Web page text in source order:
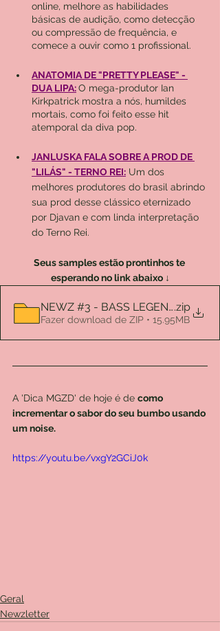
online, melhore as habilidades
básicas de audição, como detecção
ou compressão de frequência, e
comece a ouvir como 1 profissional.
ANATOMIA DE "PRETTY PLEASE" -
DUA LIPA:O mega-produtor Ian
Kirkpatrick mostra a nós, humildes
mortais, como foi feito esse hit
atemporal da diva pop.
JANLUSKA FALA SOBRE A PROD DE
"LILÁS" - TERNO REI: Um dos
melhores produtores do brasil abrindo
sua prod desse clássico eternizado
por Djavan e com linda interpretação
do Terno Rei.
Seus samples estão prontinhos te
esperando no link abaixo ↓
NEWZ #3 - BASS LEGEND VOL. 1
.zip
Fazer download de ZIP • 15.95MB
A 'Dica MGZD' de hoje é de como
incrementar o sabor do seu bumbo usando
um noise.
https://youtu.be/vxgY2GCiJ0k
Geral
Newzletter